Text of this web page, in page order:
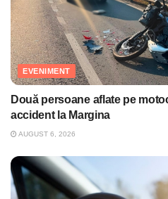
EVENIMENT
Două persoane aflate pe
accident la Margina
AUGUST 6, 2026